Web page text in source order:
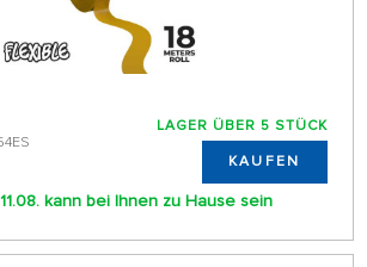
LAGER ÜBER 5 STÜCK
KAUFEN
kann bei Ihnen zu Hause sein